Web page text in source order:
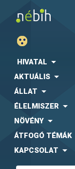
HIVATAL
AKTUÁLIS
ÁLLAT
ÉLELMISZER
NÖVÉNY
ÁTFOGÓ TÉMÁK
KAPCSOLAT